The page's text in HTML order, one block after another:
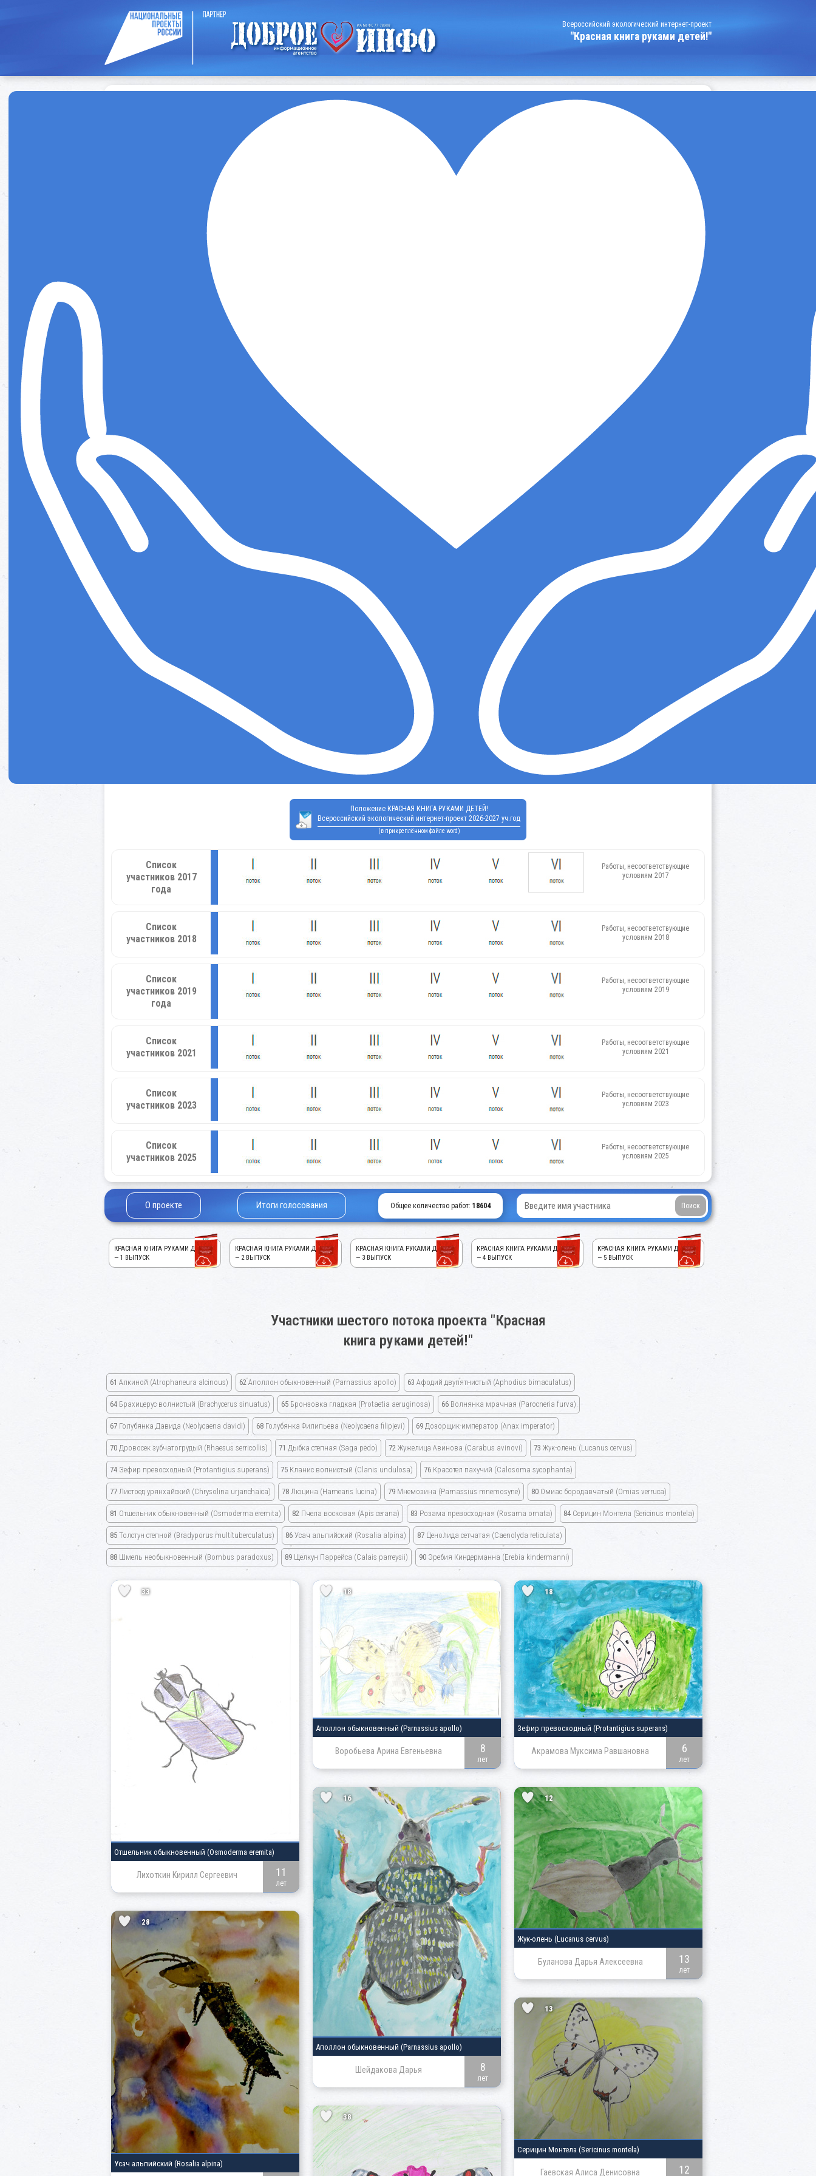
Всероссийский экологический интернет-проект
"Красная книга руками детей!"
Положение КРАСНАЯ КНИГА РУКАМИ ДЕТЕЙ!
Всероссийский экологический интернет-проект 2026-2027 уч.год
(в прикреплённом файле word)
Список
участников 2017
года
Работы, несоответствующие
условиям 2017
Список
участников 2018
Работы, несоответствующие
условиям 2018
Список
участников 2019
года
Работы, несоответствующие
условиям 2019
Список
участников 2021
Работы, несоответствующие
условиям 2021
Список
участников 2023
Работы, несоответствующие
условиям 2023
Список
участников 2025
Работы, несоответствующие
условиям 2025
О проекте Итоги голосования Общее количество работ: 18604
КРАСНАЯ КНИГА РУКАМИ ДЕТЕЙ!
— 1 ВЫПУСК
КРАСНАЯ КНИГА РУКАМИ ДЕТЕЙ!
— 2 ВЫПУСК
КРАСНАЯ КНИГА РУКАМИ ДЕТЕЙ!
— 3 ВЫПУСК
КРАСНАЯ КНИГА РУКАМИ ДЕТЕЙ!
— 4 ВЫПУСК
КРАСНАЯ КНИГА РУКАМИ ДЕТЕЙ!
— 5 ВЫПУСК
Участники шестого потока проекта "Красная
книга руками детей!"
61 Алкиной (Atrophaneura alcinous) 62Аполлон обыкновенный (Parnassius apollo) 63 Афодий двупятнистый (Aphodius bimaculatus)
64 Брахицерус волнистый (Brachycerus sinuatus) 65 Бронзовка гладкая (Protaetia aeruginosa) 66 Волнянка мрачная (Parocneria furva)
67 Голубянка Давида (Neolycaena davidi) 68 Голубянка Филипьева (Neolycaena filipjevi) 69 Дозорщик-император (Anax imperator)
70 Дровосек зубчатогрудый (Rhaesus serricollis) 71 Дыбка степная (Saga pedo) 72 Жужелица Авинова (Carabus avinovi) 73 Жук-олень (Lucanus cervus)
74 Зефир превосходный (Protantigius superans) 75 Кланис волнистый (Clanis undulosa) 76 Красотел пахучий (Calosoma sycophanta)
77 Листоед урянхайский (Chrysolina urjanchaica) 78 Люцина (Hamearis lucina) 79 Мнемозина (Parnassius mnemosyne) 80 Омиас бородавчатый (Omias verruca)
81 Отшельник обыкновенный (Osmoderma eremita) 82 Пчела восковая (Apis cerana) 83 Розама превосходная (Rosama ornata) 84 Серицин Монтела (Sericinus montela)
85 Толстун степной (Bradyporus multituberculatus) 86 Усач альпийский (Rosalia alpina) 87 Ценолида сетчатая (Caenolyda reticulata)
88 Шмель необыкновенный (Bombus paradoxus) 89 Щелкун Паррейса (Calais parreysii) 90 Эребия Киндерманна (Erebia kindermanni)
33
Отшельник обыкновенный (Osmoderma eremita)
Лихоткин Кирилл Сергеевич 11
лет
18
Аполлон обыкновенный (Parnassius apollo)
Воробьева Арина Евгеньевна 8
лет
18
Зефир превосходный (Protantigius superans)
Акрамова Муксима Равшановна 6
лет
16
Аполлон обыкновенный (Parnassius apollo)
Шейдакова Дарья 8
лет
12
Жук-олень (Lucanus cervus)
Буланова Дарья Алексеевна 13
лет
28
Усач альпийский (Rosalia alpina)
13
Серицин Монтела (Sericinus montela)
Гаевская Алиса Денисовна 12
38